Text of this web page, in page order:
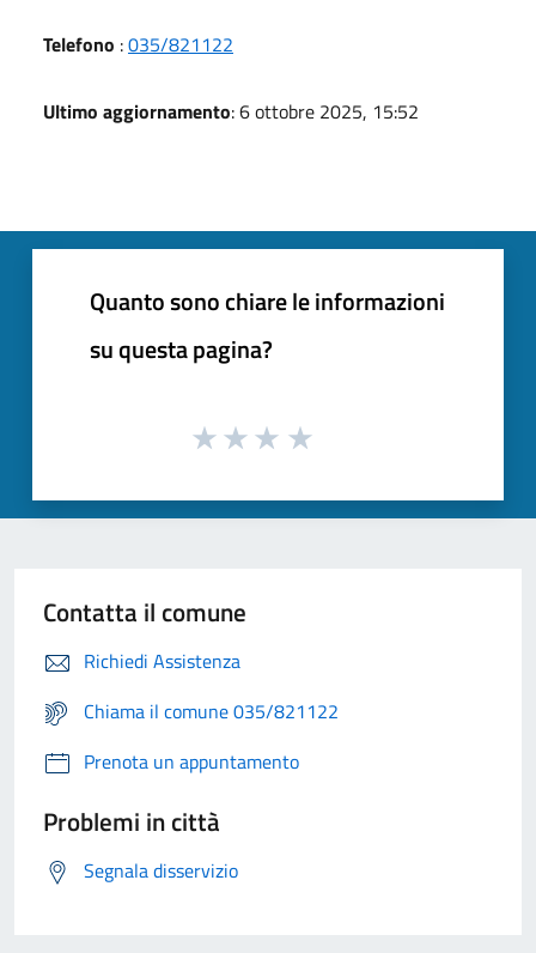
Telefono :035/821122
Ultimo aggiornamento: 6 ottobre 2025, 15:52
Quanto sono chiare le informazioni
su questa pagina?
Contatta il comune
Richiedi Assistenza
Chiama il comune 035/821122
Prenota un appuntamento
Problemi in città
Segnala disservizio